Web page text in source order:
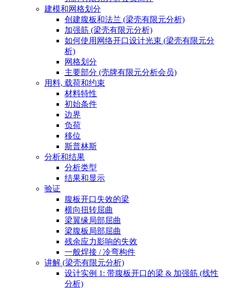
建模和网格划分
创建腹板和法兰 (梁壳有限元分析)
加强筋 (梁壳有限元分析)
如何使用网络开口设计光束 (梁壳有限元分
析)
网格划分
主要部分 (壳牌有限元分析会员)
用料, 载荷和约束
材料特性
初始条件
边界
负荷
移位
斯普林斯
分析和结果
分析类型
结果和显示
验证
腹板开口失效的梁
横向扭转屈曲
梁翼缘局部屈曲
梁腹板局部屈曲
残余应力影响的失效
一般焊接 / 冷弯构件
讲解 (梁壳有限元分析)
设计实例 1: 带腹板开口的梁 & 加强筋 (线性
分析)